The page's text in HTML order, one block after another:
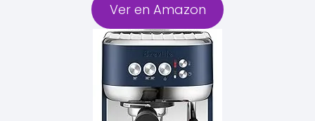
Ver en Amazon